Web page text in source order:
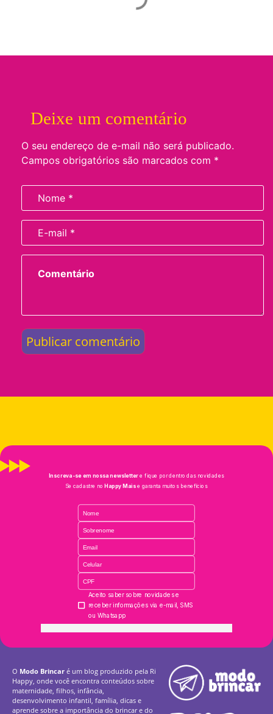
Deixe um comentário
O seu endereço de e-mail não será publicado.
Campos obrigatórios são marcados com *
O Modo Brincar é um blog produzido pela Ri
Happy, onde você encontra conteúdos sobre
maternidade, filhos, infância,
desenvolvimento infantil, família, dicas e
aprende sobre a importância do brincar e do